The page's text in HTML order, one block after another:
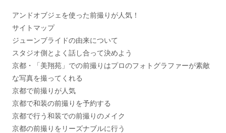
アンドオブジェを使った前撮りが人気！
サイトマップ
ジューンブライドの由来について
スタジオ側とよく話し合って決めよう
京都・「美翔苑」での前撮りはプロのフォトグラファーが素敵
な写真を撮ってくれる
京都で前撮りが人気
京都で和装の前撮りを予約する
京都で行う和装での前撮りのメイク
京都の前撮りをリーズナブルに行う